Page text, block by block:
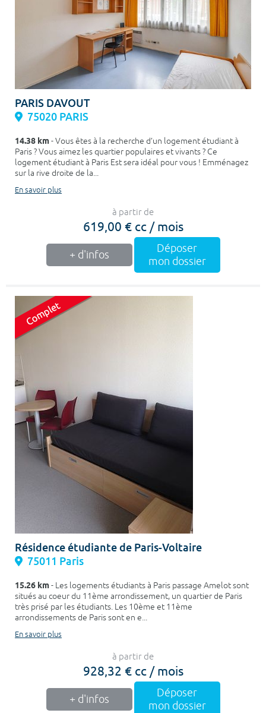
PARIS DAVOUT
75020 PARIS
14.38 km- Vous êtes à la recherche d’un logement étudiant à
Paris ? Vous aimez les quartier populaires et vivants ? Ce
logement étudiant à Paris Est sera idéal pour vous ! Emménagez
sur la rive droite de la...
En savoir plus
à partir de
619,00 € cc / mois
+ d'infos
Déposer
mon dossier
Résidence étudiante de Paris-Voltaire
75011 Paris
15.26 km- Les logements étudiants à Paris passage Amelot sont
situés au coeur du 11ème arrondissement, un quartier de Paris
très prisé par les étudiants. Les 10ème et 11ème
arrondissements de Paris sont en e...
En savoir plus
à partir de
928,32 € cc / mois
+ d'infos
Déposer
mon dossier